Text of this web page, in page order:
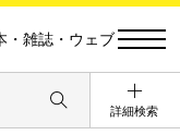
・雑誌・ウェブ
詳細検索